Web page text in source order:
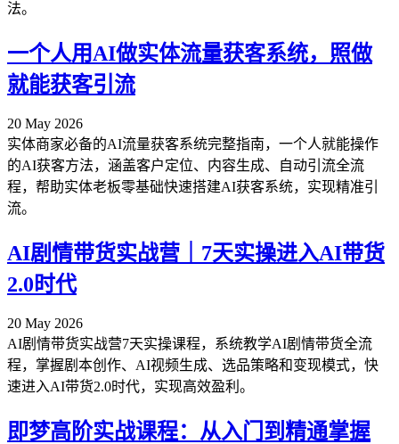
法。
一个人用AI做实体流量获客系统，照做
就能获客引流
20 May 2026
实体商家必备的AI流量获客系统完整指南，一个人就能操作
的AI获客方法，涵盖客户定位、内容生成、自动引流全流
程，帮助实体老板零基础快速搭建AI获客系统，实现精准引
流。
AI剧情带货实战营｜7天实操进入AI带货
2.0时代
20 May 2026
AI剧情带货实战营7天实操课程，系统教学AI剧情带货全流
程，掌握剧本创作、AI视频生成、选品策略和变现模式，快
速进入AI带货2.0时代，实现高效盈利。
即梦高阶实战课程：从入门到精通掌握